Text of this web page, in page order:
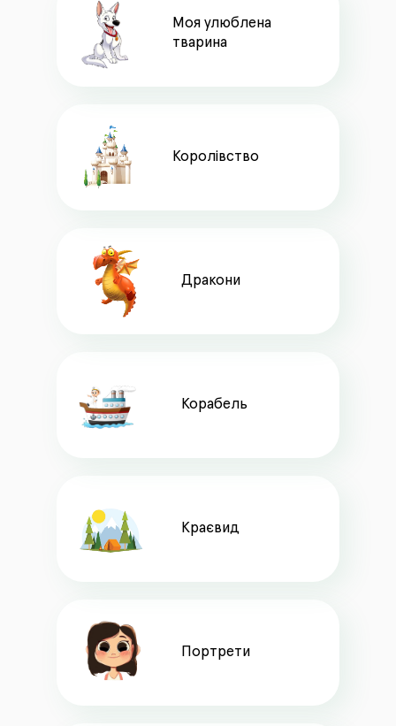
Корабель
Моя улюблена
тварина
Портрети
Королівство
Краєвид
Дракони